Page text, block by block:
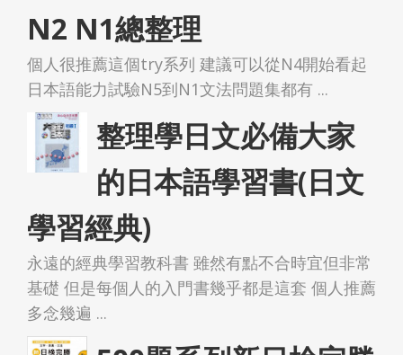
N2 N1總整理
個人很推薦這個try系列 建議可以從N4開始看起
日本語能力試驗N5到N1文法問題集都有 ...
整理學日文必備大家
的日本語學習書(日文
學習經典)
永遠的經典學習教科書 雖然有點不合時宜但非常
基礎 但是每個人的入門書幾乎都是這套 個人推薦
多念幾遍 ...